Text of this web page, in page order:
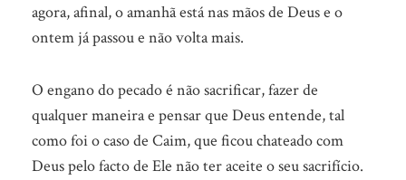
agora, afinal, o amanhã está nas mãos de Deus e o
ontem já passou e não volta mais.
O engano do pecado é não sacrificar, fazer de
qualquer maneira e pensar que Deus entende, tal
como foi o caso de Caim, que ficou chateado com
Deus pelo facto de Ele não ter aceite o seu sacrifício.